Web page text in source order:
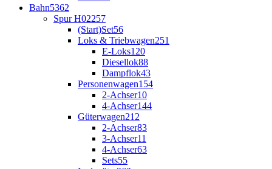
Bahn5362
Spur H02257
(Start)Set56
Loks & Triebwagen251
E-Loks120
Diesellok88
Dampflok43
Personenwagen154
2-Achser10
4-Achser144
Güterwagen212
2-Achser83
3-Achser11
4-Achser63
Sets55